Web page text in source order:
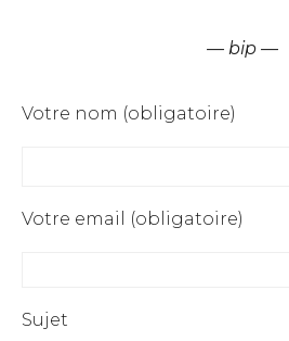
— bip —
Votre nom (obligatoire)
Votre email (obligatoire)
Sujet